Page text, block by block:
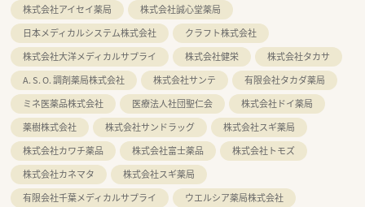
株式会社アイセイ薬局
株式会社誠心堂薬局
日本メディカルシステム株式会社
クラフト株式会社
株式会社大洋メディカルサプライ
株式会社健栄
株式会社タカサ
A. S. O. 調剤薬局株式会社
株式会社サンテ
有限会社タカダ薬局
ミネ医薬品株式会社
医療法人社団聖仁会
株式会社ドイ薬局
薬樹株式会社
株式会社サンドラッグ
株式会社スギ薬局
株式会社カワチ薬品
株式会社富士薬品
株式会社トモズ
株式会社カネマタ
株式会社スギ薬局
有限会社千葉メディカルサプライ
ウエルシア薬局株式会社